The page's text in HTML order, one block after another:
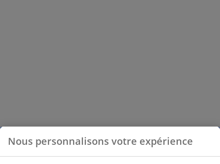
Nous personnalisons votre expérience